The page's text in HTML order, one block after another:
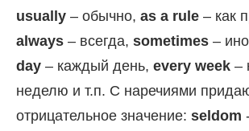
usually – обычно, as a rule – как
always – всегда, sometimes –
day – каждый день, every week –
неделю и т.п. C наречиями
отрицательное значение: seldom